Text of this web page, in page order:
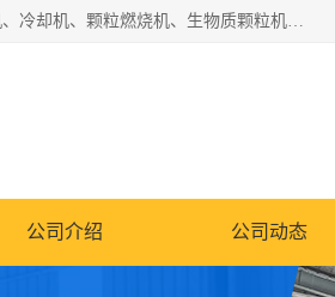
济南恒瑞达机械有限公司主营：颗粒机、环模颗粒机、平模颗粒机、粉碎机、滚筒筛分机、冷却机、颗粒燃烧机、生物质颗粒机、木屑颗粒机、秸秆颗粒机、饲料颗粒机、燃料颗粒机、木材粉碎机、秸秆粉碎机、饲料粉碎机、颗粒冷却机、锯末滚筒筛、锤片粉碎机、滚筒筛、搅拌机等产品。
公司介绍 公司动态